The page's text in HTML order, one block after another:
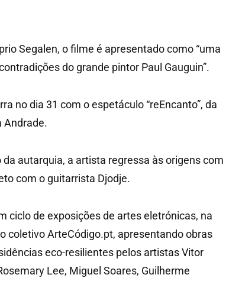
Segalen, o filme é apresentado como “uma
do grande pintor Paul Gauguin”.
no dia 31 com o espetáculo “reEncanto”, da
Andrade.
autarquia, a artista regressa às origens com
com o guitarrista Djodje.
ciclo de exposições de artes eletrónicas, na
coletivo ArteCódigo.pt, apresentando obras
eco-resilientes pelos artistas Vitor
Lee, Miguel Soares, Guilherme